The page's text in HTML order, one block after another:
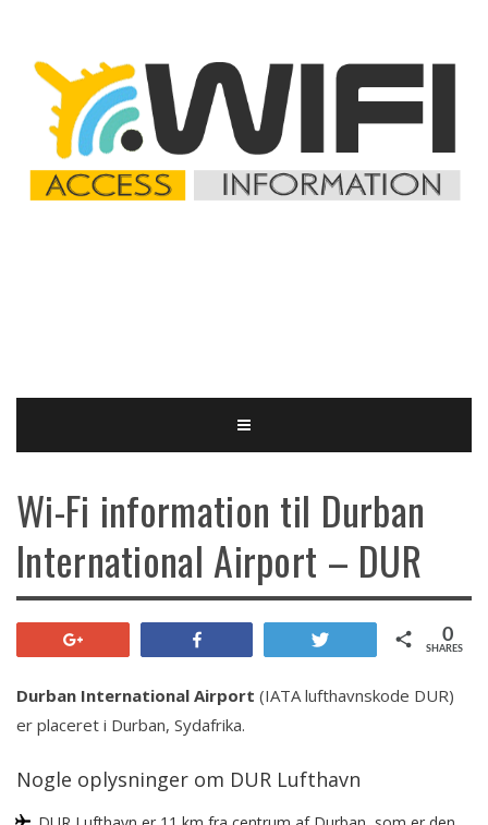
Wi-Fi information til Durban
International Airport – DUR
SHARES
0
Durban International Airport (IATA lufthavnskode DUR)
er placeret i Durban, Sydafrika.
Nogle oplysninger om DUR Lufthavn